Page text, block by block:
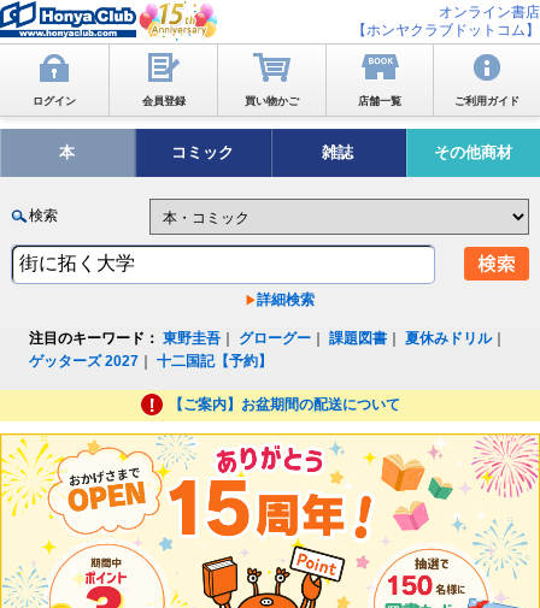
オンライン書店
【ホンヤクラブドットコム】
ログイン 会員登録 買い物かご 店舗一覧 ご利用ガイド
本 コミック 雑誌 その他商材
検索
詳細検索
注目のキーワード： 東野圭吾 グローグー ｜課題図書 ｜夏休みドリル｜
ゲッターズ 2027 ｜十二国記【予約】
【ご案内】お盆期間の配送について